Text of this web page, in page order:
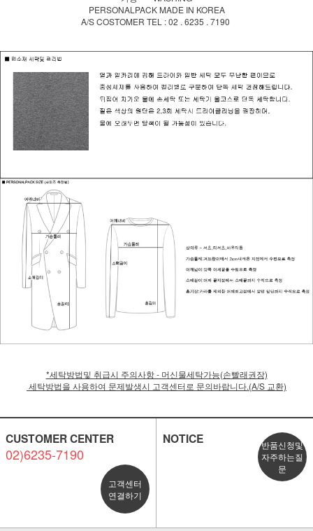
PERSONALPACK MADE IN KOREA
A/S COSTOMER TEL : 02 . 6235 . 7190
*세탁방법및 취급시 주의사항 - 머신물세탁가능(손빨래권장)
세탁방법을 사용하여 문제발생시 고객센터로 문의바랍니다.(A/S 교환)
CUSTOMER CENTER
02)6235-7190
고객센터
연결하기
NOTICE
반품신청및
자주하는질
문